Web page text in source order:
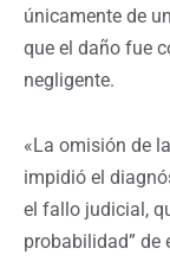
únicamente de
que el daño fue
negligente.
«La omisión de
impidió el
el fallo judicial,
probabilidad” de